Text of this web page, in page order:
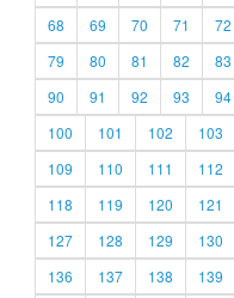
68
69 70 71 72
79
80 81 82 83
90
91 92 93 94
100
101 102 103
109
110 111 112
118
119 120 121
127
128 129 130
136
137 138 139